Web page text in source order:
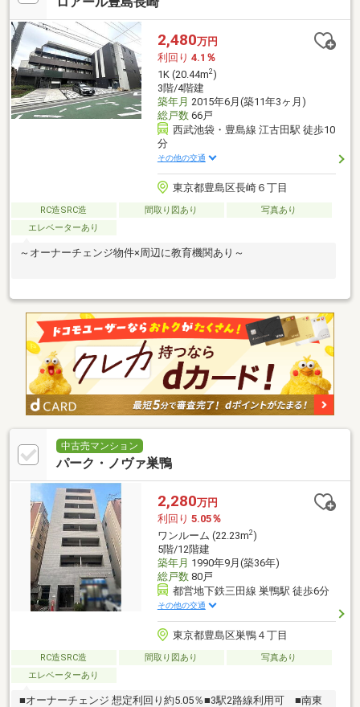
2,480万円
利回り 4.1％
1K (20.44m2)
3階/4階建
築年月 2015年6月(築11年3ヶ月)
総戸数66戸
西武池袋・豊島線 江古田駅 徒歩10
分
その他の交通
東京都豊島区長崎６丁目
RC造SRC造 間取り図あり
写真あり
エレベーターあり
～オーナーチェンジ物件×周辺に教育機関あり～
中古売マンション
パーク・ノヴァ巣鴨
2,280万円
利回り 5.05％
ワンルーム (22.23m2)
5階/12階建
築年月 1990年9月(築36年)
総戸数80戸
都営地下鉄三田線 巣鴨駅 徒歩6分
その他の交通
東京都豊島区巣鴨４丁目
RC造SRC造 間取り図あり
写真あり
エレベーターあり
■オーナーチェンジ 想定利回り約5.05％■3駅2路線利用可 ■南東